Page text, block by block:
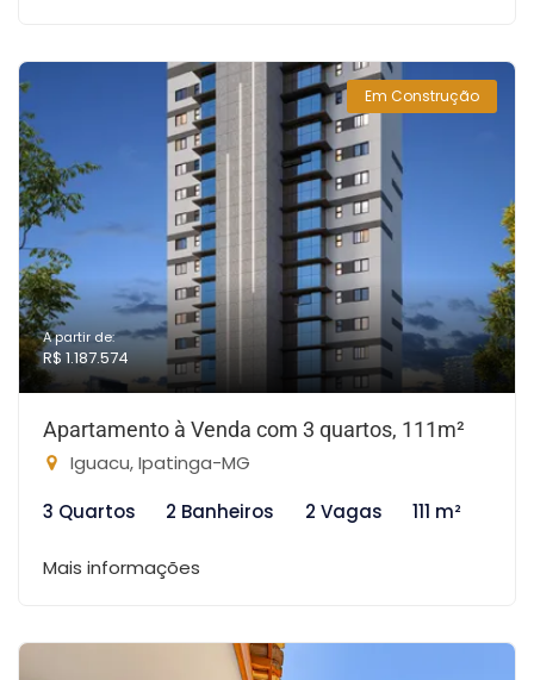
Em Construção
A partir de:
R$ 1.187.574
Apartamento à Venda com 3 quartos, 111m²
Iguacu, Ipatinga-MG
3 Quartos
2 Banheiros 2 Vagas 111 m²
Mais informações